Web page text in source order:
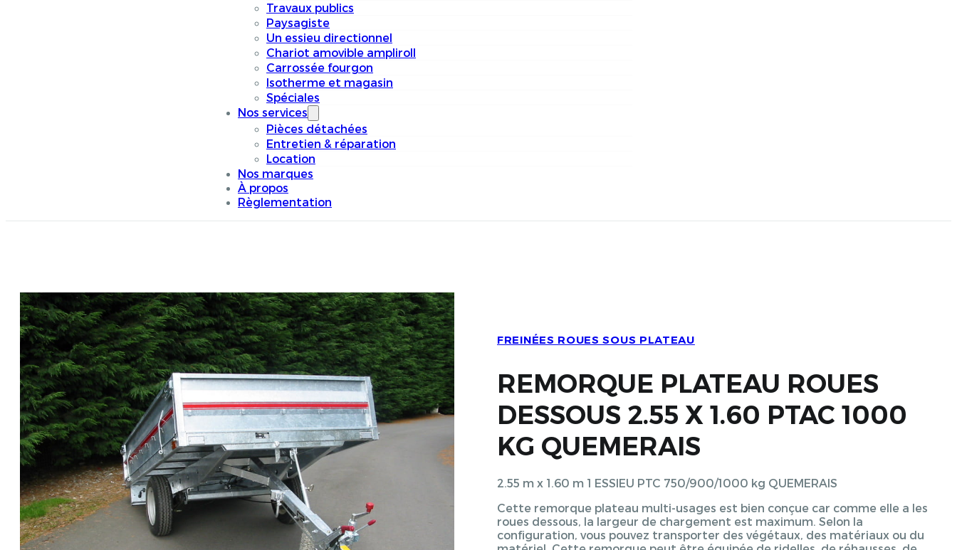
Travaux publics
Paysagiste
Un essieu directionnel
Chariot amovible ampliroll
Carrossée fourgon
Isotherme et magasin
Spéciales
Nos services
Pièces détachées
Entretien & réparation
Location
Nos marques
À propos
Règlementation
FREINÉES ROUES SOUS PLATEAU
REMORQUE PLATEAU ROUES
DESSOUS 2.55 X 1.60 PTAC 1000
KG QUEMERAIS
2.55 m x 1.60 m 1 ESSIEU PTC 750/900/1000 kg QUEMERAIS
Cette remorque plateau multi-usages est bien conçue car comme elle a les
roues dessous, la largeur de chargement est maximum. Selon la
configuration, vous pouvez transporter des végétaux, des matériaux ou du